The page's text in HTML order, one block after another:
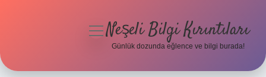
menüyüNeşeli Bilgi Kırıntıları
Günlük dozunda eğlence ve bilgi burada!